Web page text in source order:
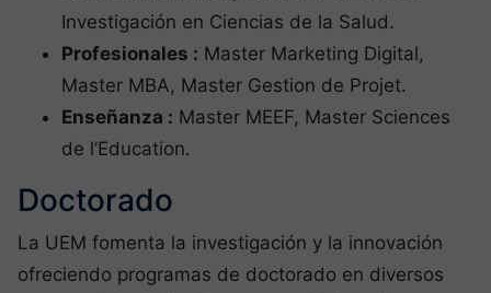
Investigación en Ciencias de la Salud.
Profesionales : Master Marketing Digital,
Master MBA, Master Gestion de Projet.
Enseñanza : Master MEEF, Master Sciences
de l’Education.
Doctorado
La UEM fomenta la investigación y la innovación
ofreciendo programas de doctorado en diversos